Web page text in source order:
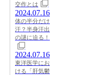
交作とは
2024.07.16
体の半分だけ
汗？半身汗出
の謎に迫る！
2024.07.16
東洋医学にお
ける「肝気鬱